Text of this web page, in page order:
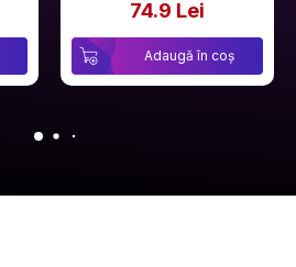
74.9 Lei
Adaugă în coș